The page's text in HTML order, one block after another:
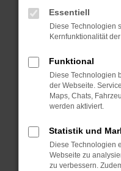
Prüfe deine
Manche
können das
anderen
Fenster?
Starte dein
Stelle sicher,
Essentiell
Diese Technologien
Kernfunktionalität
Funktional
Diese Technologien
der Webseite.
Maps, Chats,
werden aktiviert.
Statistik und
Diese Technologien
Webseite zu
zu verbessern.